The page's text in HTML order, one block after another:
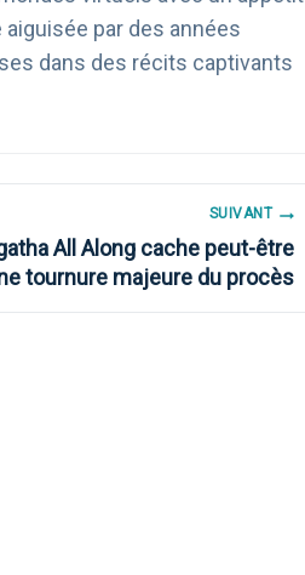
par des années
dans des récits captivants
SUIVANT
All Along cache peut-être
tournure majeure du procès